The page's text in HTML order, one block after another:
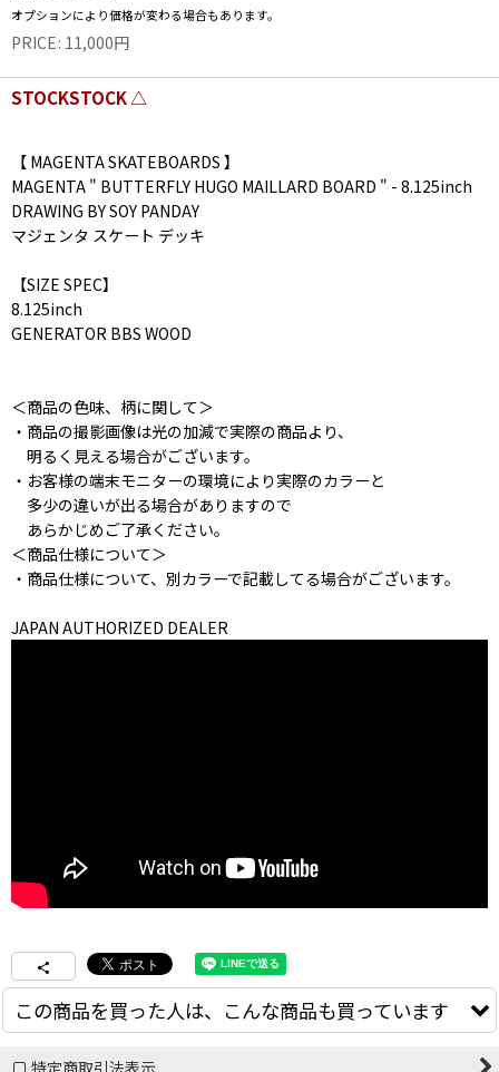
オプションにより価格が変わる場合もあります。
PRICE: 11,000円
STOCKSTOCK △
【 MAGENTA SKATEBOARDS 】
MAGENTA " BUTTERFLY HUGO MAILLARD BOARD " - 8.125inch
DRAWING BY SOY PANDAY
マジェンタ スケート デッキ
【SIZE SPEC】
8.125inch
GENERATOR BBS WOOD
＜商品の色味、柄に関して＞
・商品の撮影画像は光の加減で実際の商品より、
明るく見える場合がございます。
・お客様の端末モニターの環境により実際のカラーと
多少の違いが出る場合がありますので
あらかじめご了承ください。
＜商品仕様について＞
・商品仕様について、別カラーで記載してる場合がございます。
JAPAN AUTHORIZED DEALER
この商品を買った人は、こんな商品も買っています
特定商取引法表示